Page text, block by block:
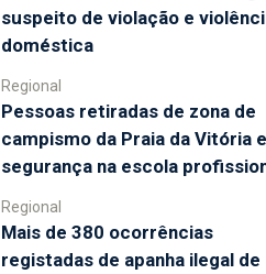
suspeito de violação e
doméstica
Regional
Pessoas retiradas de zona de
campismo da Praia da Vitória
segurança na escola
Regional
Mais de 380 ocorrências
registadas de apanha ilegal de